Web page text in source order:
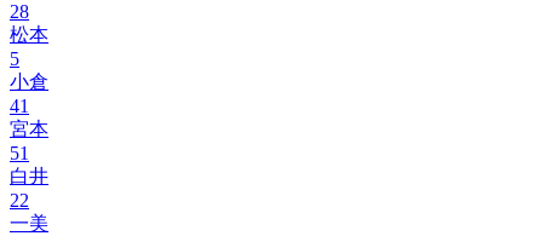
28
松本
5
小倉
41
宮本
51
白井
22
一美